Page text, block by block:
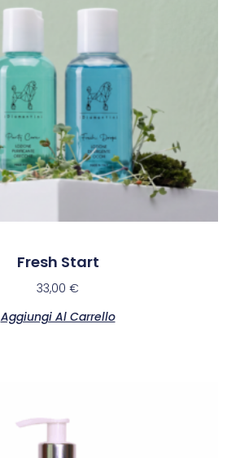
Fresh Start
33,00 €
Aggiungi Al Carrello